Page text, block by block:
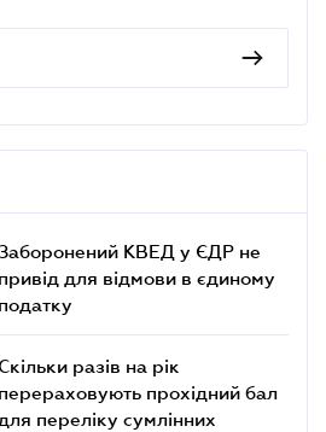
КВЕД у ЄДР не
привід для відмови в єдиному
податку
Скільки разів на рік
перераховують прохідний бал
для переліку сумлінних